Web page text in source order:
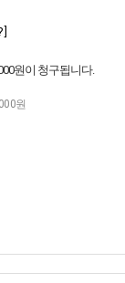
원이 청구됩니다.
원